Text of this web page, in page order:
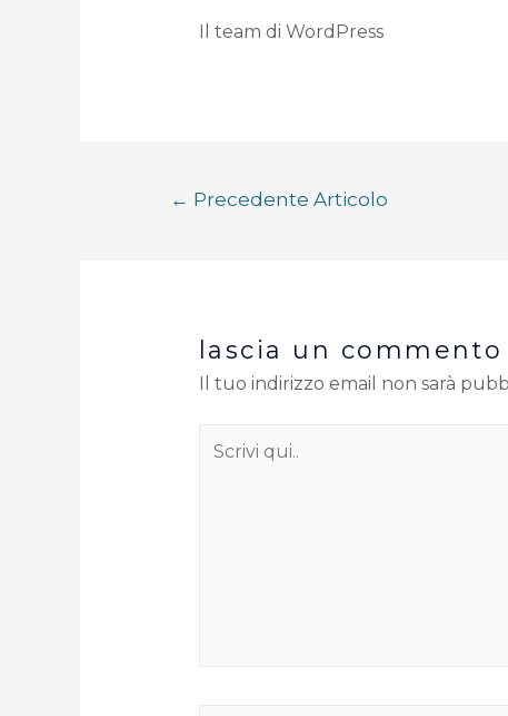
Il team di WordPress
← Precedente Articolo
lascia un commento
Il tuo indirizzo email non sarà